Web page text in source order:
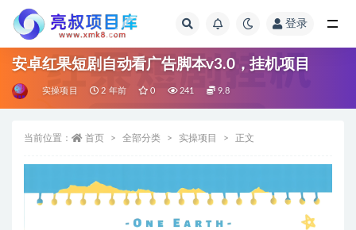
登录
安卓红果短剧自动看广告脚本v3.0，挂机项目
实操项目 2 年前 0 241 9.8
当前位置： 首页 全部分类 实操项目 正文